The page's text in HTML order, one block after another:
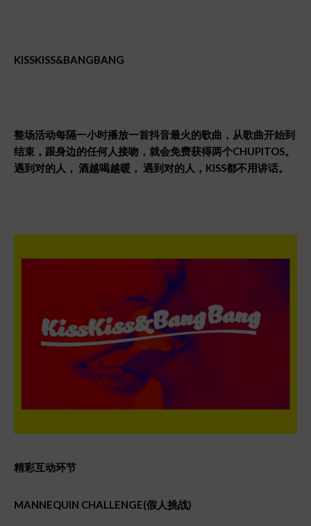
KISSKISS&BANGBANG
整场活动每隔一小时播放一首抖音最火的歌曲，从歌曲开始到
结束，跟身边的任何人接吻，就会免费获得两个CHUPITOS
遇到对的人， 酒越喝越暖， 遇到对的人， KISS都不用讲话。
精彩互动环节
MANNEQUIN CHALLENGE(假人挑战)